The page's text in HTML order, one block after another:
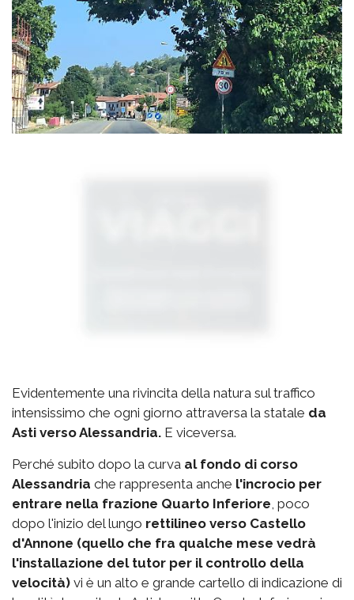
Evidentemente una rivincita della natura sul traffico
intensissimo che ogni giorno attraversa la statale da
Asti verso Alessandria. E viceversa.
Perché subito dopo la curva al fondo di corso
Alessandria che rappresenta anche l'incrocio per
entrare nella frazione Quarto Inferiore , poco
dopo l'inizio del lungo rettilineo verso Castello
d'Annone (quello che fra qualche mese vedrà
l'installazione del tutor per il controllo della
velocità) vi è un alto e grande cartello di indicazione di